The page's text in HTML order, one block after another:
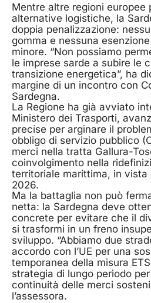
Mentre altre regioni europee
alternative logistiche, la
doppia penalizzazione:
gomma e nessuna
minore. “Non possiamo
le imprese sarde a subire le
transizione energetica”, ha
margine di un incontro con
Sardegna.
La Regione ha già avviato
Ministero dei Trasporti,
precise per arginare il
obbligo di servizio pubblico
merci nella tratta Gallura-
coinvolgimento nella
territoriale marittima, in vista
2026.
Ma la battaglia non può
netta: la Sardegna deve
concrete per evitare che il
si trasformi in un freno
sviluppo. “Abbiamo due
accordo con l’UE per una
temporanea della misura
strategia di lungo periodo
continuità delle merci
l’assessora.